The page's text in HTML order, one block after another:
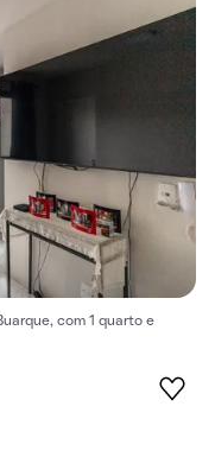
com 1 quarto e